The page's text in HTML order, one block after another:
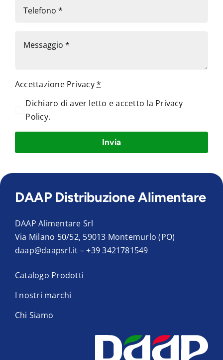
Accettazione Privacy*
Dichiaro di aver letto e accetto la Privacy
Policy.
Invia
DAAP Distribuzione Alimentare
DAAP Alimentare Srl
Via Milano 50/52, 59013 Montemurlo (PO)
daap@daapsrl.it –+39 3421781549
Catalogo Prodotti
I nostri marchi
Chi Siamo